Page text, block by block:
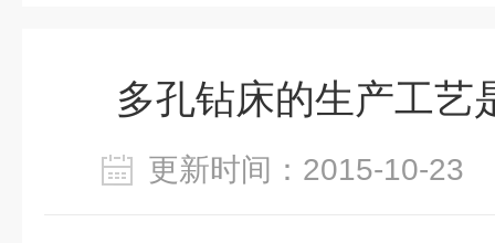
多孔钻床的生产工艺
更新时间：2015-10-